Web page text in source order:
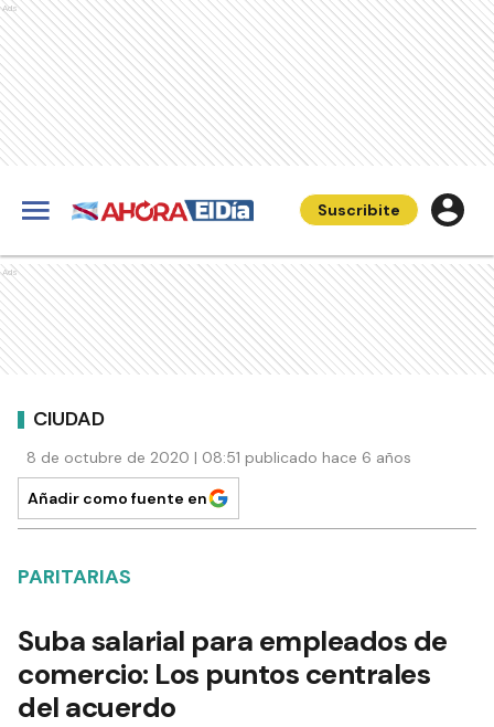
Ads
Suscribite
Ads
CIUDAD
8 de octubre de 2020 | 08:51 publicado hace 6 años
Añadir como fuente en
PARITARIAS
Suba salarial para empleados de
comercio: Los puntos centrales
del acuerdo